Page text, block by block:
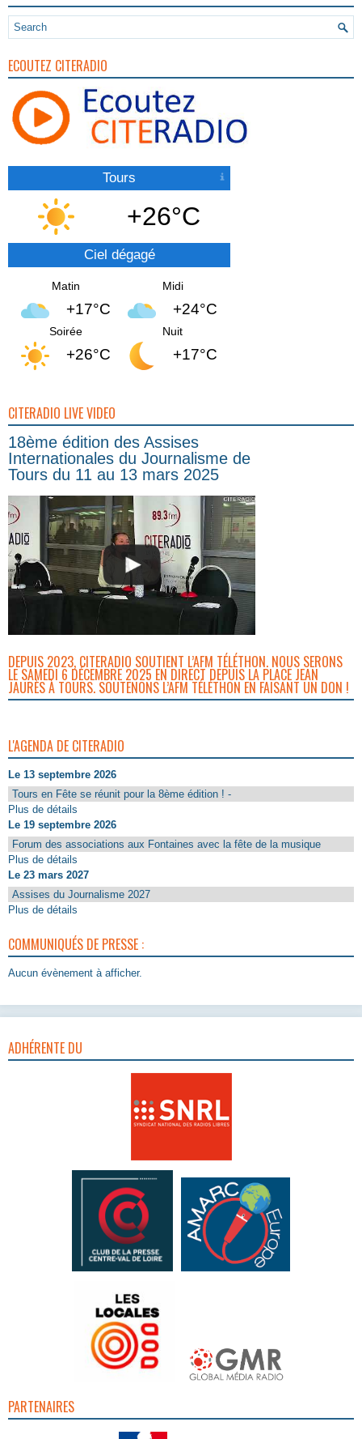
ECOUTEZ CITERADIO
Tours
+26°C
Ciel dégagé
Matin
+17°C
Midi
+24°C
Soirée
+26°C
Nuit
+17°C
CITERADIO LIVE VIDEO
18ème édition des Assises
Internationales du Journalisme de
Tours du 11 au 13 mars 2025
DEPUIS 2023, CITERADIO SOUTIENT L’AFM TÉLÉTHON. NOUS SERONS
LE SAMEDI 6 DÉCEMBRE 2025 EN DIRECT DEPUIS LA PLACE JEAN
JAURÈS À TOURS. SOUTENONS L’AFM TÉLÉTHON EN FAISANT UN DON !
L'AGENDA DE CITERADIO
Le 13 septembre 2026
Tours en Fête se réunit pour la 8ème édition ! -
Plus de détails
Le 19 septembre 2026
Forum des associations aux Fontaines avec la fête de la musique
Plus de détails
Le 23 mars 2027
Assises du Journalisme 2027
Plus de détails
COMMUNIQUÉS DE PRESSE :
Aucun évènement à afficher.
ADHÉRENTE DU
PARTENAIRES